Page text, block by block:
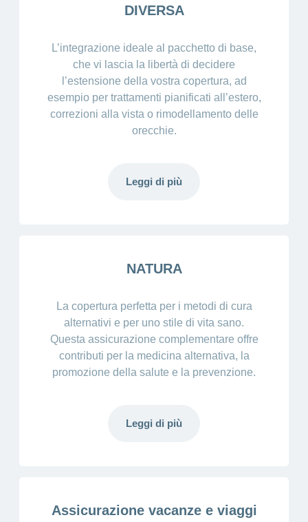
DIVERSA
L’integrazione ideale al pacchetto di base,
che vi lascia la libertà di decidere
l’estensione della vostra copertura, ad
esempio per trattamenti pianificati all’estero,
correzioni alla vista o rimodellamento delle
orecchie.
Leggi di più
NATURA
La copertura perfetta per i metodi di cura
alternativi e per uno stile di vita sano.
Questa assicurazione complementare offre
contributi per la medicina alternativa, la
promozione della salute e la prevenzione.
Leggi di più
Assicurazione vacanze e viaggi